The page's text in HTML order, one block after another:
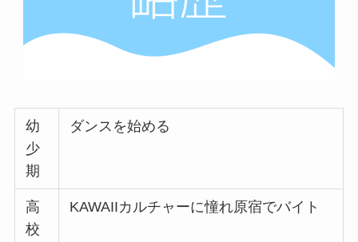
幼
少
期
ダンスを始める
高
校
KAWAIIカルチャーに憧れ原宿でバイト